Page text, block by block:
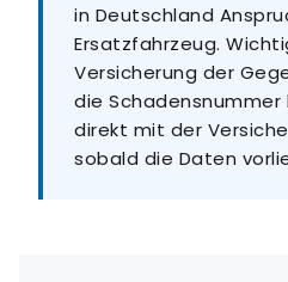
in Deutschland
Ersatzfahrzeug.
Versicherung der
die Schadensnummer
direkt mit der
sobald die Daten